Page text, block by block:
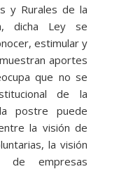
y Rurales de la
dicha Ley se
estimular y
aportes
que no se
de la
postre puede
la visión de
la visión
de empresas